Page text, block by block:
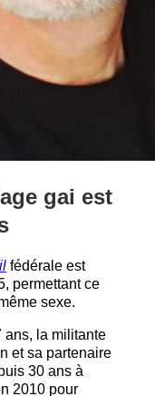
gai est
fédérale est
permettant ce
sexe.
ans, la militante
et sa partenaire
30 ans à
2010 pour